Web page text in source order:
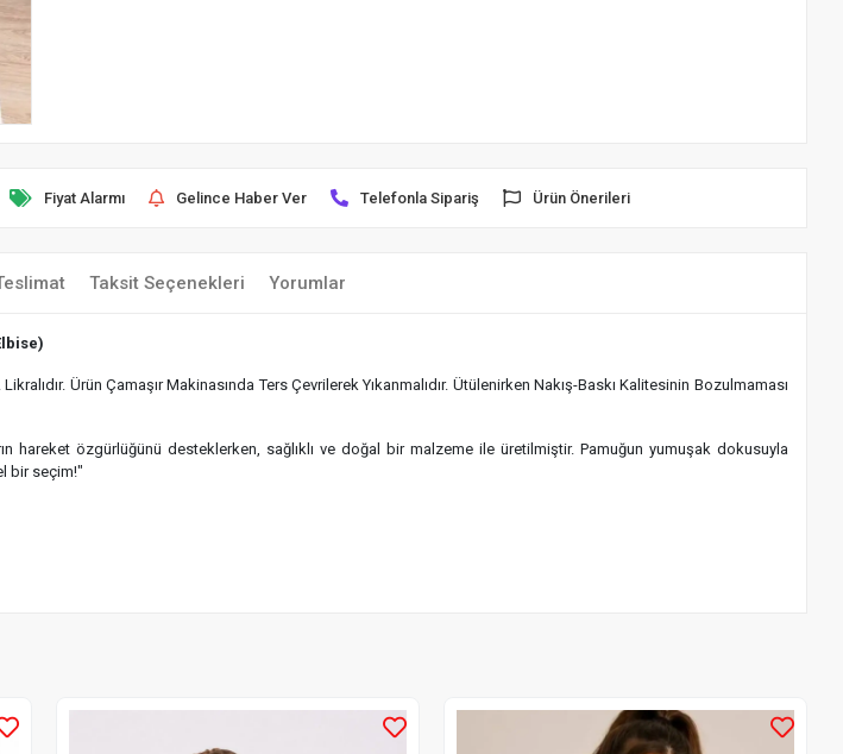
Fiyat Alarmı Gelince Haber Ver Telefonla Sipariş Ürün Önerileri
Taksit Seçenekleri Yorumlar
Ürün Çamaşır Makinasında Ters Çevrilerek Yıkanmalıdır. Ütülenirken Nakış-Baskı Kalitesinin Bozulmaması
hareket özgürlüğünü desteklerken, sağlıklı ve doğal bir malzeme ile üretilmiştir. Pamuğun yumuşak dokusuyla
bir seçim!"